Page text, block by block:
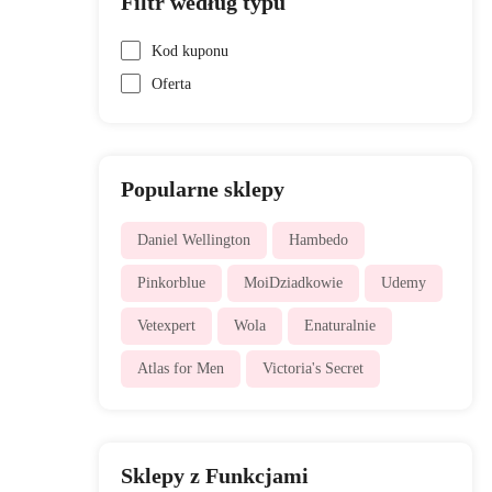
Kod kuponu
Oferta
Popularne sklepy
Daniel Wellington Hambedo
Pinkorblue MoiDziadkowie Udemy
Vetexpert Wola Enaturalnie
Atlas for Men Victoria's Secret
Sklepy z Funkcjami